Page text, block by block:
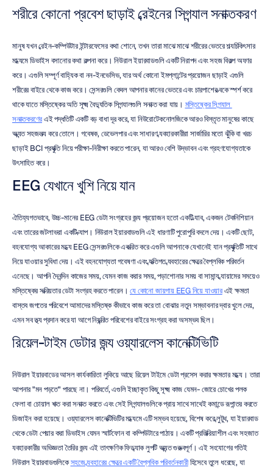
শরীরে কোনো প্রবেশ ছাড়াই ব্রেইনের সিগন্যাল সনাক্তকরণ
মানুষ যখন ব্রেইন-কম্পিউটার ইন্টারফেসের কথা শোনে, তখন তারা মাঝে মাঝে শরীরের ভেতরে শল্যচিকিৎসার
মাধ্যমে ডিভাইস বসানোর কথা কল্পনা করে। নিউরাল ইয়ারবাডগুলি একটি নিরাপদ এবং সহজ বিকল্প অফার
করে। এগুলি সম্পূর্ণ বাহ্যিক বা নন-ইনভেসিভ, যার অর্থ কোনো ইমপ্লান্টের প্রয়োজন ছাড়াই এগুলি
শরীরের বাইরে থেকে কাজ করে। সেন্সরগুলি কেবল আপনার কানের ভেতরে এবং চারপাশের ত্বকে স্পর্শ করে
থাকে যাতে মস্তিষ্কের অতি সূক্ষ্ম বৈদ্যুতিক সিগন্যালগুলি সনাক্ত করা যায়। মস্তিষ্কের সিগন্যাল
সনাক্তকরণের এই পদ্ধতিটি একটি বড় বাধা দূর করে, যা নিউরোটেকনোলজিকে আরও বিস্তৃত মানুষের কাছে
অত্যন্ত সহজলভ্য করে তোলে। গবেষক, ডেভেলপার এবং সাধারণ ব্যবহারকারীরা সার্জারির মতো ঝুঁকি বা খরচ
ছাড়াই BCI প্রযুক্তি নিয়ে পরীক্ষা-নিরীক্ষা করতে পারেন, যা আরও বেশি উদ্ভাবন এবং গ্রহণযোগ্যতাকে
উৎসাহিত করে।
EEG যেখানে খুশি নিয়ে যান
ঐতিহ্যগতভাবে, উচ্চ-মানের EEG ডেটা সংগ্রহের জন্য প্রয়োজন হতো একটি ল্যাব, একজন টেকনিশিয়ান
এবং তারের জটলাভরা একটি ক্যাপ। নিউরাল ইয়ারবাডগুলি এই ধারণাটি পুরোপুরি বদলে দেয়। একটি ছোট,
বহনযোগ্য আকারের মধ্যে EEG সেন্সরগুলিকে একত্রিত করে এগুলি আপনাকে যেখানেই যান প্রযুক্তিটি সাথে
নিয়ে যাওয়ার সুবিধা দেয়। এই বহনযোগ্যতা গবেষণা এবং ব্যক্তিগত ব্যবহারের ক্ষেত্রে বৈপ্লবিক পরিবর্তন
এনেছে। আপনি দৈনন্দিন কাজের সময়, যেমন কাজ করার সময়, পড়াশোনার সময় বা সামান্য ব্যায়ামের সময়েও
মস্তিষ্কের সক্রিয়তার ডেটা সংগ্রহ করতে পারেন। যে কোনো জায়গায় EEG নিয়ে যাওয়ার এই ক্ষমতা
বাস্তব জগতের পরিবেশে আমাদের মস্তিষ্ক কীভাবে কাজ করে তা বোঝার নতুন সম্ভাবনার দ্বার খুলে দেয়,
এমন সব তথ্য প্রদান করে যা আগে নিয়ন্ত্রিত পরিবেশের বাইরে সংগ্রহ করা অসম্ভব ছিল।
রিয়েল-টাইম ডেটার জন্য ওয়্যারলেস কানেক্টিভিটি
নিউরাল ইয়ারবাডের আসল কার্যকারিতা লুকিয়ে আছে রিয়েল টাইমে ডেটা প্রসেস করার ক্ষমতার মধ্যে। তারা
আপনার "মন পড়তে" পারছে না। পরিবর্তে, এগুলি ইচ্ছাকৃত কিছু সূক্ষ্ম কাজ যেমন- জোরে চোখের পলক
ফেলা বা চোয়াল শক্ত করা সনাক্ত করতে এবং সেই সিগন্যালগুলিকে প্রায় সাথে সাথেই কমান্ডে রূপান্তর করতে
ডিজাইন করা হয়েছে। ওয়্যারলেস কানেক্টিভিটির মাধ্যমে এটি সম্ভব হয়েছে, বিশেষ করে ব্লুটুথ, যা ইয়ারবাড
থেকে ডেটা পেয়ার করা ডিভাইস যেমন স্মার্টফোন বা কম্পিউটারে পাঠায়। একটি প্রতিক্রিয়াশীল এবং সহজাত
ব্যবহারকারীর অভিজ্ঞতা তৈরির জন্য এই তাৎক্ষণিক ফিডব্যাক লুপটি অত্যন্ত গুরুত্বপূর্ণ। এই সংযোগের গতিই
নিউরাল ইয়ারবাডগুলিকে সহজে ব্যবহারের ক্ষেত্রে একটি বৈপ্লবিক পরিবর্তনকারী হিসেবে তুলে ধরেছে, যা